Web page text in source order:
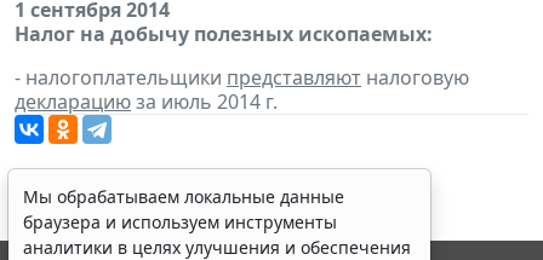
1 сентября 2014
Налог на добычу полезных ископаемых:
- налогоплательщики представляют налоговую
декларациюза июль 2014 г.
Мы обрабатываем локальные данные
браузера и используем инструменты
аналитики в целях улучшения и обеспечения